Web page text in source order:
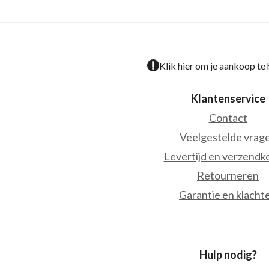
Klik hier om je aankoop te
Klantenservice
Contact
Veelgestelde
Levertijd en
Retourneren
Garantie en
Hulp nodig?